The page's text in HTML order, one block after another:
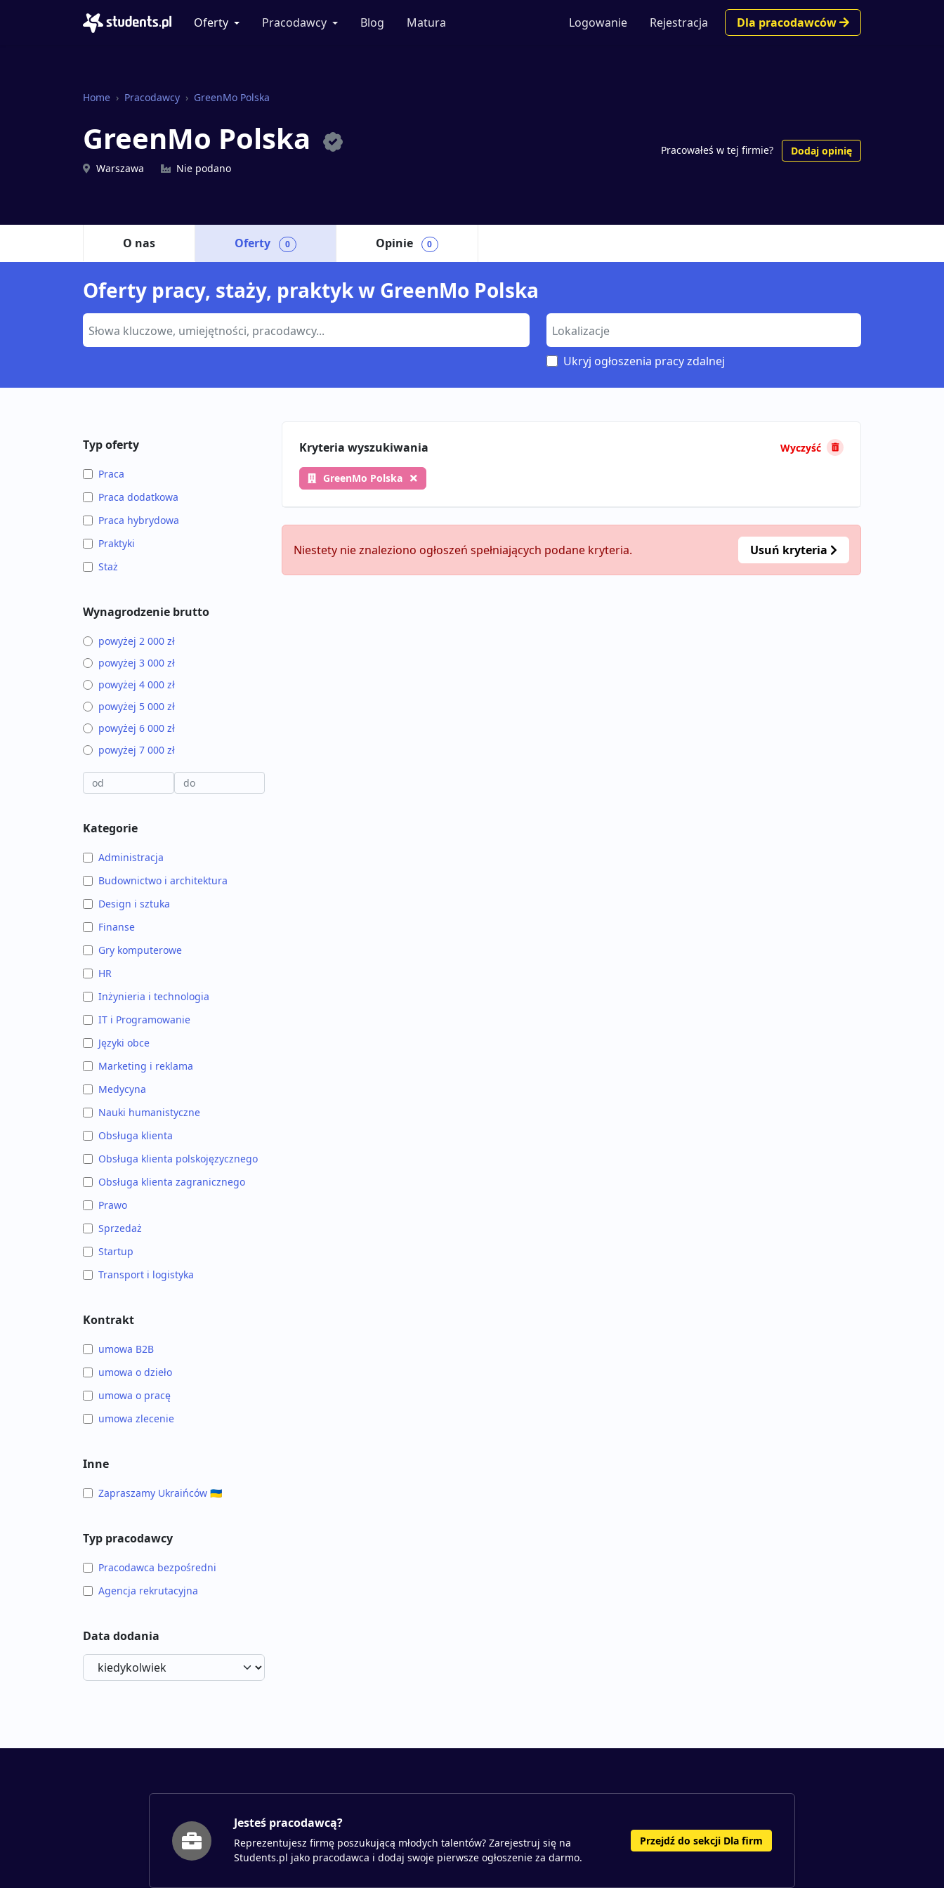
Oferty Pracodawcy Blog Matura Logowanie Rejestracja Dla pracodawców
Home Pracodawcy GreenMo Polska
GreenMo Polska
Warszawa Nie podano
Pracowałeś w tej firmie? Dodaj opinię
O nas Oferty 0 Opinie 0
Oferty pracy, staży, praktyk w GreenMo Polska
Ukryj ogłoszenia pracy zdalnej
Typ oferty
Praca
Praca dodatkowa
Praca hybrydowa
Praktyki
Staż
Wynagrodzenie brutto
powyżej 2 000 zł
powyżej 3 000 zł
powyżej 4 000 zł
powyżej 5 000 zł
powyżej 6 000 zł
powyżej 7 000 zł
Kategorie
Administracja
Budownictwo i architektura
Design i sztuka
Finanse
Gry komputerowe
HR
Inżynieria i technologia
IT i Programowanie
Języki obce
Marketing i reklama
Medycyna
Nauki humanistyczne
Obsługa klienta
Obsługa klienta polskojęzycznego
Obsługa klienta zagranicznego
Prawo
Sprzedaż
Startup
Transport i logistyka
Kontrakt
umowa B2B
umowa o dzieło
umowa o pracę
umowa zlecenie
Inne
Zapraszamy Ukraińców 🇺🇦
Typ pracodawcy
Pracodawca bezpośredni
Agencja rekrutacyjna
Data dodania
Kryteria wyszukiwania Wyczyść
GreenMo Polska
Niestety nie znaleziono ogłoszeń spełniających podane kryteria. Usuń kryteria
Jesteś pracodawcą?
Reprezentujesz firmę poszukującą młodych talentów? Zarejestruj się na
Students.pl jako pracodawca i dodaj swoje pierwsze ogłoszenie za darmo.
Przejdź do sekcji Dla firm